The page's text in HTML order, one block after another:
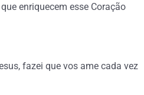
enriquecem esse Coração
fazei que vos ame cada vez